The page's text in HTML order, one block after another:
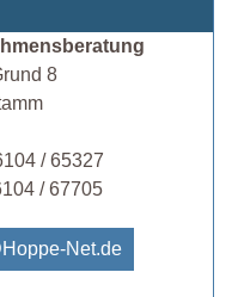
8
/ 65327
/ 67705
Net.de